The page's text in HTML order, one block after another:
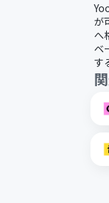
が
へ
ベ
す